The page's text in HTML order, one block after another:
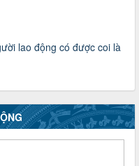
phát triển đoàn viên,
doanh nghiệp khu vực
lao động có được coi là